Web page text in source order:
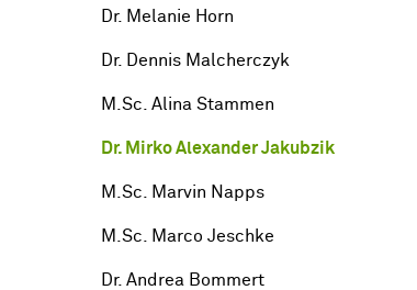
Dr. Melanie Horn
Dr. Dennis Malcherczyk
M.Sc. Alina Stammen
Dr. Mirko Alexander Jakubzik
M.Sc. Marvin Napps
M.Sc. Marco Jeschke
Dr. Andrea Bommert